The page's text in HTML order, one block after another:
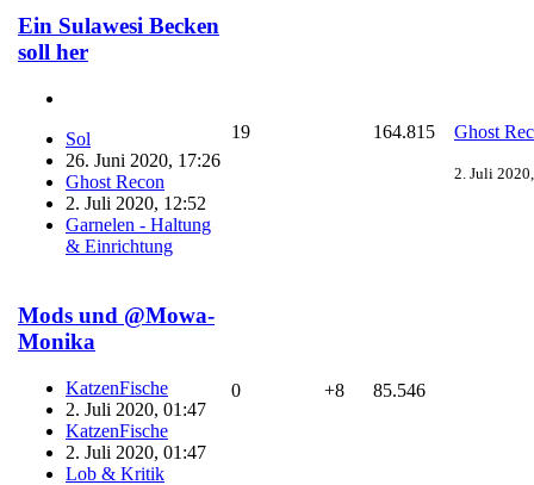
Ein Sulawesi Becken
soll her
Sol
26. Juni 2020, 17:26
Ghost Recon
2. Juli 2020, 12:52
Garnelen - Haltung
& Einrichtung
19 164.815 Ghost
2. Juli
Mods und @Mowa-
Monika
KatzenFische
2. Juli 2020, 01:47
KatzenFische
2. Juli 2020, 01:47
Lob & Kritik
0 +8 85.546